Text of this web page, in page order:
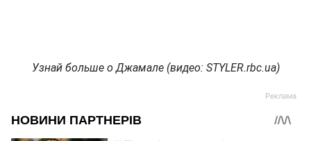
Узнай больше о Джамале (видео: STYLER.rbc.ua)